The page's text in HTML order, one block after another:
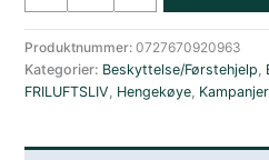
Moon
CONVERTIBLE
BugNet
Hvit
Produktnummer:0727670920963
Kategorier: Beskyttelse/Førstehjelp,
FRILUFTSLIV, Hengekøye, Kampanjer